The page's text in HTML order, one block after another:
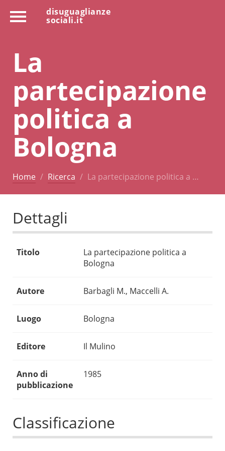
disuguaglianze
sociali.it
La
partecipazione
politica a
Bologna
Home Ricerca La partecipazione politica a …
Dettagli
Titolo
La partecipazione politica a
Bologna
Autore Barbagli M., Maccelli A.
Luogo Bologna
Editore Il Mulino
Anno di
pubblicazione
1985
Classificazione